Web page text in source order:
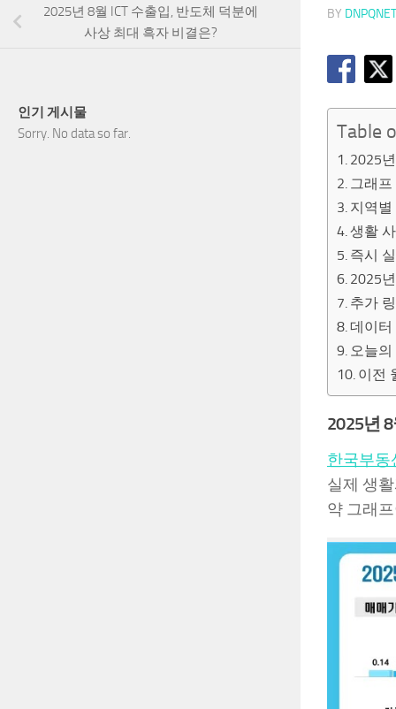
BY DNPQNET
Table
2025
그래
지역
생활
즉시
2025
추가
데이터
오늘
이전
2025년
한국부동
실제 생
약 그래
2025년 8월 ICT 수출입, 반도체 덕분에
사상 최대 흑자 비결은?
인기 게시물
Sorry. No data so far.